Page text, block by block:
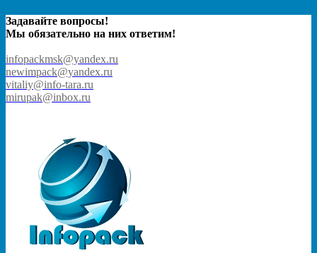
Задавайте вопросы!
Мы обязательно на них ответим!
infopackmsk@yandex.ru
newimpack@yandex.ru
vitaliy@info-tara.ru
mirupak@inbox.ru